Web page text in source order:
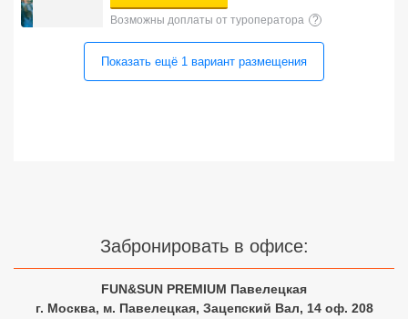
Возможны доплаты от туроператора ?
Показать ещё 1 вариант размещения
Забронировать в офисе:
FUN&SUN PREMIUM Павелецкая
г. Москва, м. Павелецкая, Зацепский Вал, 14 оф. 208
Сетевые отели Таиланда
Сетевые отели Шри Ланки
Сетевые отели Сейшел
Сетевые отели Маврикия